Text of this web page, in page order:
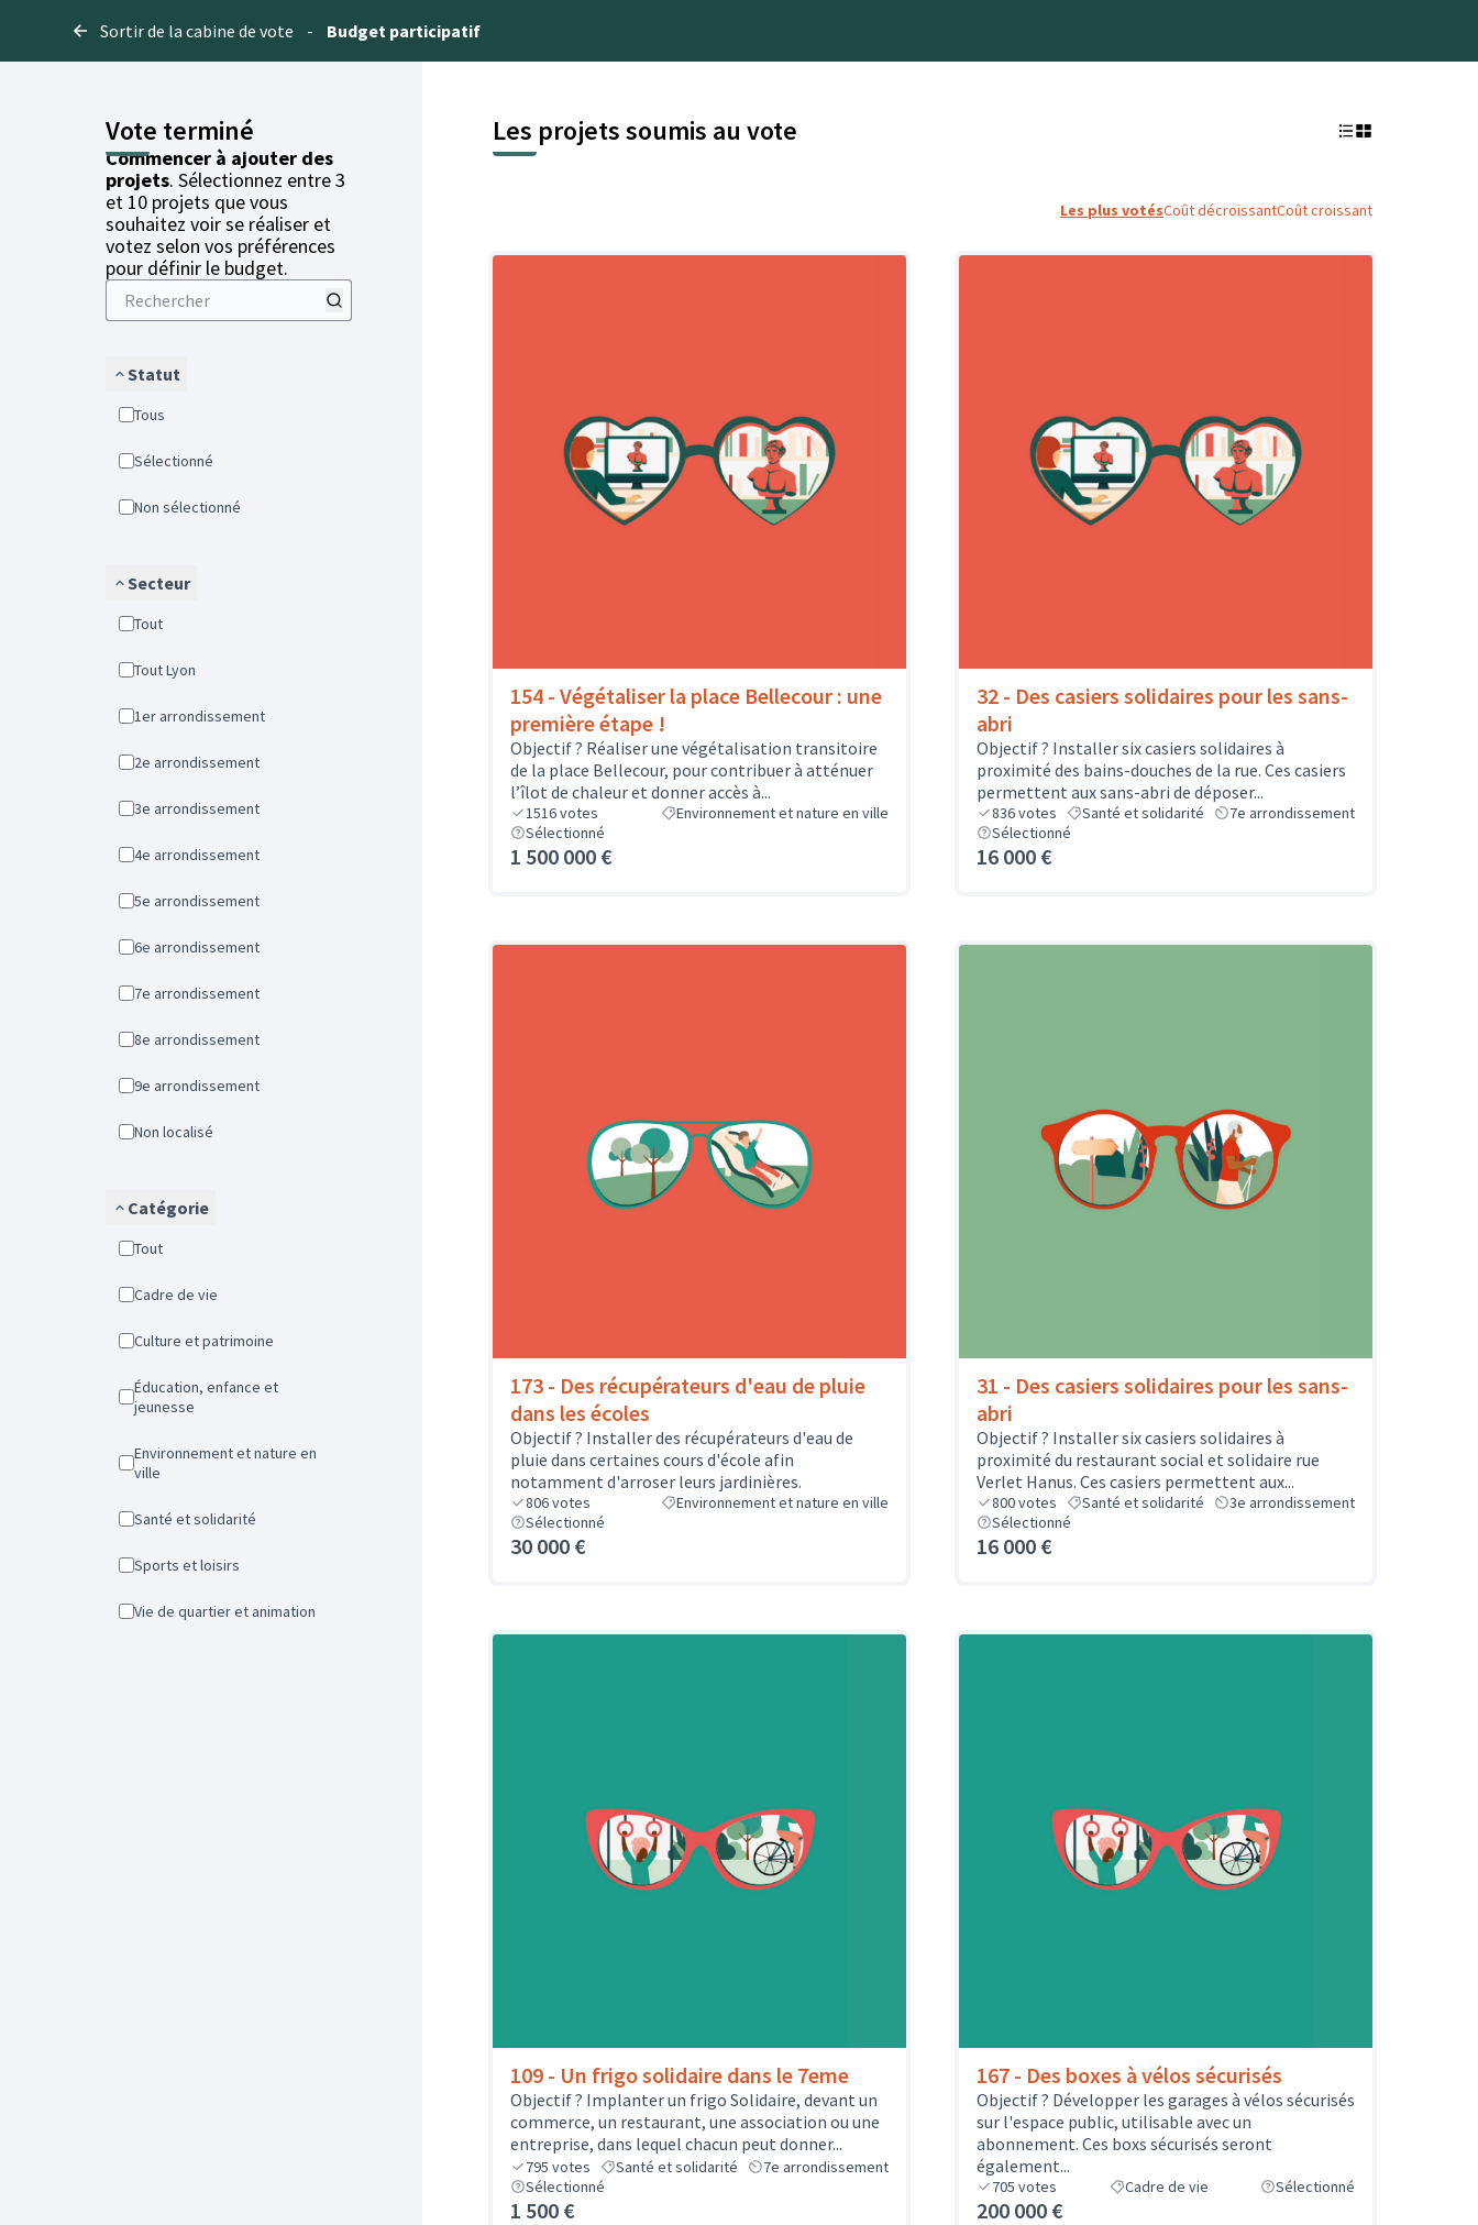
Sortir de la cabine de vote - Budget participatif
Vote terminé
Commencer à ajouter des
projets. Sélectionnez entre 3
et 10 projets que vous
souhaitez voir se réaliser et
votez selon vos préférences
pour définir le budget.
Statut
Tous
Sélectionné
Non sélectionné
Secteur
Tout
Tout Lyon
1er arrondissement
2e arrondissement
3e arrondissement
4e arrondissement
5e arrondissement
6e arrondissement
7e arrondissement
8e arrondissement
9e arrondissement
Non localisé
Catégorie
Tout
Cadre de vie
Culture et patrimoine
Éducation, enfance et
jeunesse
Environnement et nature en
ville
Santé et solidarité
Sports et loisirs
Vie de quartier et animation
Les projets soumis au vote
Les plus votésCoût décroissantCoût croissant
154 - Végétaliser la place Bellecour : une
première étape !
Objectif ? Réaliser une végétalisation transitoire
de la place Bellecour, pour contribuer à atténuer
l’îlot de chaleur et donner accès à...
1516votes
Environnement et nature en ville
Sélectionné
1 500 000 €
32 - Des casiers solidaires pour les sans-
abri
Objectif ? Installer six casiers solidaires à
proximité des bains-douches de la rue. Ces casiers
permettent aux sans-abri de déposer...
836votes Santé et solidarité
7e arrondissement
Sélectionné
16 000 €
173 - Des récupérateurs d'eau de pluie
dans les écoles
Objectif ? Installer des récupérateurs d'eau de
pluie dans certaines cours d'école afin
notamment d'arroser leurs jardinières.
806votes
Environnement et nature en ville
Sélectionné
30 000 €
31 - Des casiers solidaires pour les sans-
abri
Objectif ? Installer six casiers solidaires à
proximité du restaurant social et solidaire rue
Verlet Hanus. Ces casiers permettent aux...
800votes Santé et solidarité
3e arrondissement
Sélectionné
16 000 €
109 - Un frigo solidaire dans le 7eme
Objectif ? Implanter un frigo Solidaire, devant un
commerce, un restaurant, une association ou une
entreprise, dans lequel chacun peut donner...
795 votes Santé et solidarité
7e arrondissement
Sélectionné
1 500 €
167 - Des boxes à vélos sécurisés
Objectif ? Développer les garages à vélos sécurisés
sur l'espace public, utilisable avec un
abonnement. Ces boxs sécurisés seront
également...
705 votes Cadre de vie Sélectionné
200 000 €